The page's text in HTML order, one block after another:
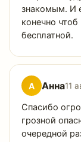
знакомым. И
конечно
бесплатной.
А Анна11
Спасибо
грозной
очередной